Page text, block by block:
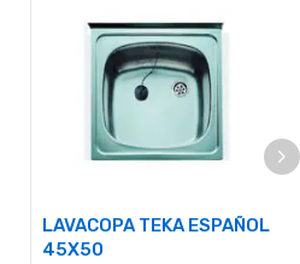
LAVACOPA TEKA ESPAÑOL
45X50